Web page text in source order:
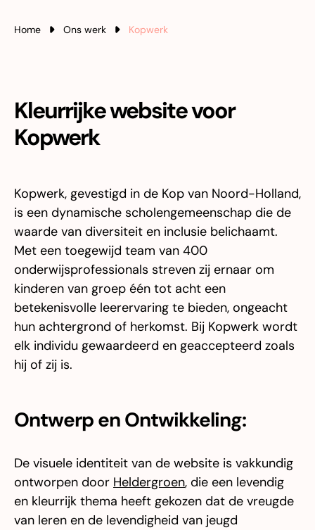
Home Ons werk Kopwerk
Kleurrijke website voor
Kopwerk
Kopwerk, gevestigd in de Kop van Noord-Holland,
is een dynamische scholengemeenschap die de
waarde van diversiteit en inclusie belichaamt.
Met een toegewijd team van 400
onderwijsprofessionals streven zij ernaar om
kinderen van groep één tot acht een
betekenisvolle leerervaring te bieden, ongeacht
hun achtergrond of herkomst. Bij Kopwerk wordt
elk individu gewaardeerd en geaccepteerd zoals
hij of zij is.
Ontwerp en Ontwikkeling:
De visuele identiteit van de website is vakkundig
ontworpen door Heldergroen, die een levendig
en kleurrijk thema heeft gekozen dat de vreugde
van leren en de levendigheid van jeugd